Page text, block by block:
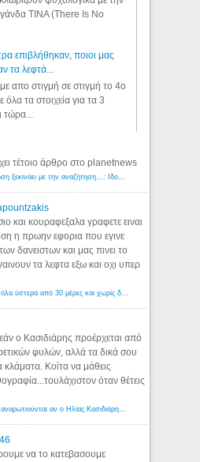
TINA (There Is No
επιβλήθηκαν, ποιοι μας
τα λεφτά...
απο στιγμή σε στιγμή το 4ο
τα στοιχεία για τα 3
τέτοιο άρθρο στο planetnews
Λόγιος Ερμής | Η γνώση ξεκινάει με την αναζήτηση...: Ιδού οι 18 που χρωστούν 11 δις ευρώ!
και κουραφεξαλα γραφετε ειναι
η πρωην εφορια που εγινε
δανειστων και μας πινει το
τα λεφτα εξω και οχι υπερ
Εφορία: Κατάσχονται όλα ύστερα από 30 μέρες και χωρίς δικαστικές αποφάσεις - Λόγιος Ερμής
ο Κασιδιάρης προέρχεται από
φυλών, αλλά τα δικά σου
κλάματα. Κοίτα να μάθεις
όταν θέτεις
Αμερικανοί ρατσιστές αναρωτιούνται αν ο Ηλίας Κασιδιάρης ανήκει στη λευκή φυλή... - Λόγιος Ερμής
να το κατεβασουμε